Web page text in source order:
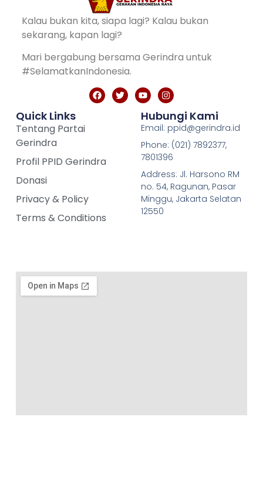
Kalau bukan kita, siapa lagi? Kalau bukan
sekarang, kapan lagi?
Mari bergabung bersama Gerindra untuk
#SelamatkanIndonesia.
Quick Links
Tentang Partai
Gerindra
Profil PPID Gerindra
Donasi
Privacy & Policy
Terms & Conditions
Hubungi Kami
Email: ppid@gerindra.id
Phone: (021) 7892377,
7801396
Address: Jl. Harsono RM
no. 54, Ragunan, Pasar
Minggu, Jakarta Selatan
12550